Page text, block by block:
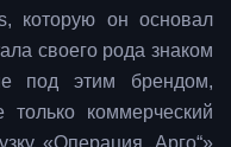
которую он основал
своего рода знаком
под этим брендом,
коммерческий
«Операция „Арго“»